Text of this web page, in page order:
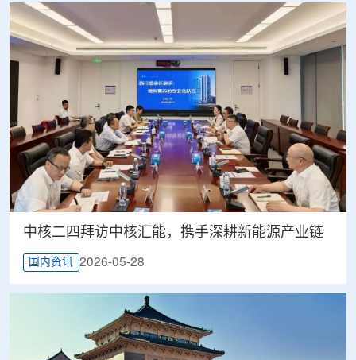
中核二四拜访中核汇能，携手深耕新能源产业链
国内资讯 2026-05-28